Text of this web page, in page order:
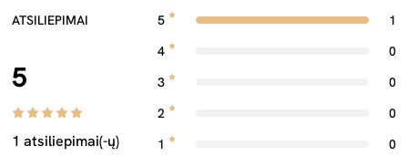
ATSILIEPIMAI
5
1 atsiliepimai(-ų)
5
1
4
0
3
0
2
0
1
0